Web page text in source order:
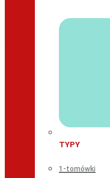
TYPY
1-tomówki